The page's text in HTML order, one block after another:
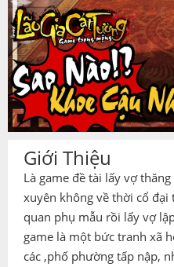
Giới Thiệu
Là game đề tài lấy vợ
xuyên không về thời cổ
quan phụ mẫu rồi lấy vợ
game là một bức tranh xã
các ,phố phường tấp nập,